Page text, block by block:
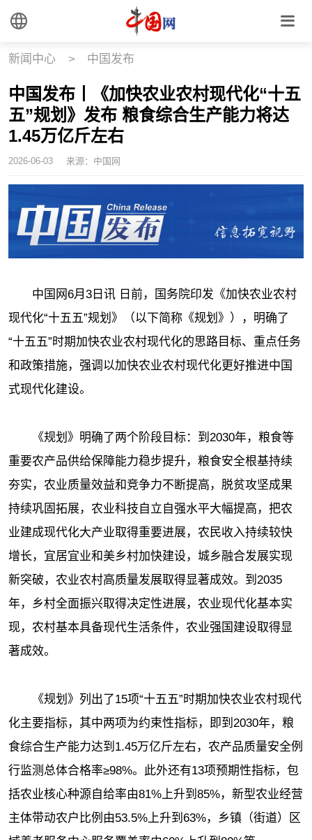
新闻中心 > 中国发布
中国发布丨《加快农业农村现代化“十五
五”规划》发布 粮食综合生产能力将达
1.45万亿斤左右
2026-06-03 来源：中国网
中国网6月3日讯 日前，国务院印发《加快农业农村
现代化“十五五”规划》（以下简称《规划》），明确了
“十五五”时期加快农业农村现代化的思路目标、重点任务
和政策措施，强调以加快农业农村现代化更好推进中国
式现代化建设。
《规划》明确了两个阶段目标：到2030年，粮食等
重要农产品供给保障能力稳步提升，粮食安全根基持续
夯实，农业质量效益和竞争力不断提高，脱贫攻坚成果
持续巩固拓展，农业科技自立自强水平大幅提高，把农
业建成现代化大产业取得重要进展，农民收入持续较快
增长，宜居宜业和美乡村加快建设，城乡融合发展实现
新突破，农业农村高质量发展取得显著成效。到2035
年，乡村全面振兴取得决定性进展，农业现代化基本实
现，农村基本具备现代生活条件，农业强国建设取得显
著成效。
《规划》列出了15项“十五五”时期加快农业农村现代
化主要指标，其中两项为约束性指标，即到2030年，粮
食综合生产能力达到1.45万亿斤左右，农产品质量安全例
行监测总体合格率≥98%。此外还有13项预期性指标，包
括农业核心种源自给率由81%上升到85%，新型农业经营
主体带动农户比例由53.5%上升到63%，乡镇（街道）区